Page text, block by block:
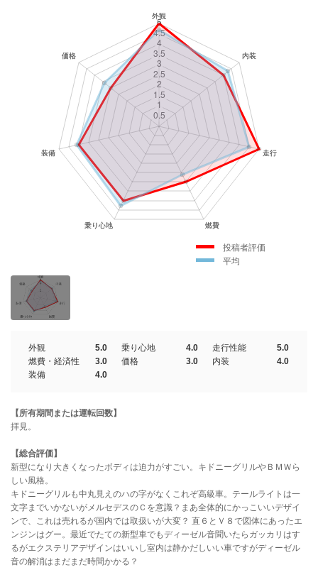
投稿者評価
平均
外観 5.0 乗り心地 4.0 走行性能
5.0
燃費・経済性
3.0 価格 3.0 内装
4.0
装備
4.0
【所有期間または運転回数】
拝見。
【総合評価】
新型になり大きくなったボディは迫力がすごい。キドニーグリルやＢＭＷら
しい風格。
キドニーグリルも中丸見えのハの字がなくこれぞ高級車。テールライトは一
文字までいかないがメルセデスのＣを意識？まあ全体的にかっこいいデザイ
ンで、これは売れるが国内では取扱いが大変？ 直６とＶ８で図体にあったエ
ンジンはグー。最近でたての新型車でもディーゼル音聞いたらガッカリはす
るがエクステリアデザインはいいし室内は静かだしいい車ですがディーゼル
音の解消はまだまだ時間かかる？